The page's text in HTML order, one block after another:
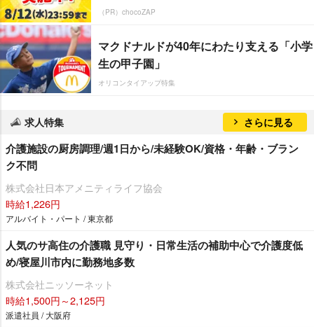
（PR）chocoZAP
マクドナルドが40年にわたり支える「小学
生の甲子園」
オリコンタイアップ特集
求人特集 さらに見る
介護施設の厨房調理/週1日から/未経験OK/資格・年齢・ブラン
ク不問
株式会社日本アメニティライフ協会
時給1,226円
アルバイト・パート / 東京都
人気のサ高住の介護職 見守り・日常生活の補助中心で介護度低
め/寝屋川市内に勤務地多数
株式会社ニッソーネット
時給1,500円～2,125円
派遣社員 / 大阪府